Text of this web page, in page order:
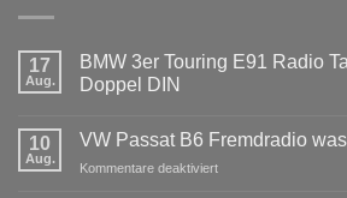
17
Aug.
BMW 3er Touring E91 Radio
Doppel DIN
zu
3er
10
Aug.
VW Passat B6 Fremdradio
Kommentare deaktiviertfür